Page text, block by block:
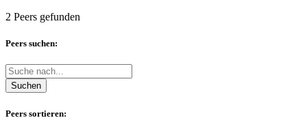
2 Peers gefunden
Peers suchen:
Suchen
Peers sortieren: